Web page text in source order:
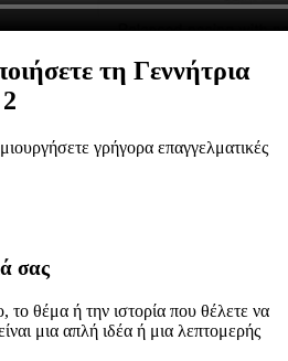
τη Γεννήτρια
γρήγορα επαγγελματικές
σας
το θέμα ή την ιστορία που θέλετε να
μια απλή ιδέα ή μια λεπτομερής